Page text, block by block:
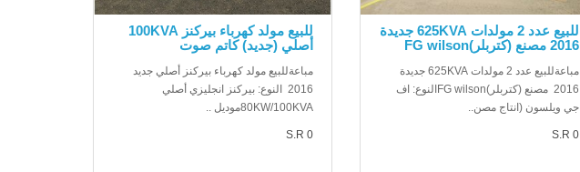
للبيع عدد 2 مولدات 625KVA جديدة
2016 مصنع (كتربلر)FG wilson
مباعةللبيع عدد 2 مولدات 625KVA جديدة
2016 مصنع (كتربلر)FG wilsonالنوع: اف
جي ويلسون (انتاج مصن..
S.R 0
للبيع مولد كهرباء بيركنز 100KVA
أصلي (جديد) كاتم صوت
مباعةللبيع مولد كهرباء بيركنز أصلي جديد
2016 النوع: بيركنز انجليزي أصلي
80KW/100KVAموديل ..
S.R 0